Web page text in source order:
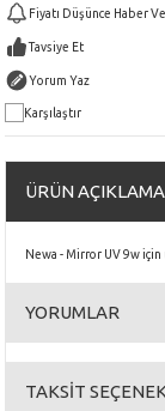
Fiyatı Düşünce Haber
Tavsiye Et
Yorum Yaz
Karşılaştır
ÜRÜN
Newa - Mirror UV 9w için
YORUMLAR
TAKSİT